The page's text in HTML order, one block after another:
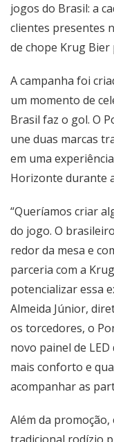
jogos do Brasil: a
clientes presentes
de chope Krug Bier
A campanha foi
um momento de
Brasil faz o gol. O
une duas marcas
em uma
Horizonte durante
“Queríamos criar
do jogo. O
redor da mesa e
parceria com a
potencializar essa
Almeida Júnior,
os torcedores, o
novo painel de
mais conforto e
acompanhar as
Além da